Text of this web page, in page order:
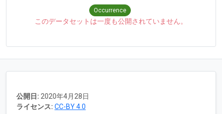
Occurrence
このデータセットは一度も公開されていません。
公開日: 2020年4月28日
ライセンス: CC-BY 4.0